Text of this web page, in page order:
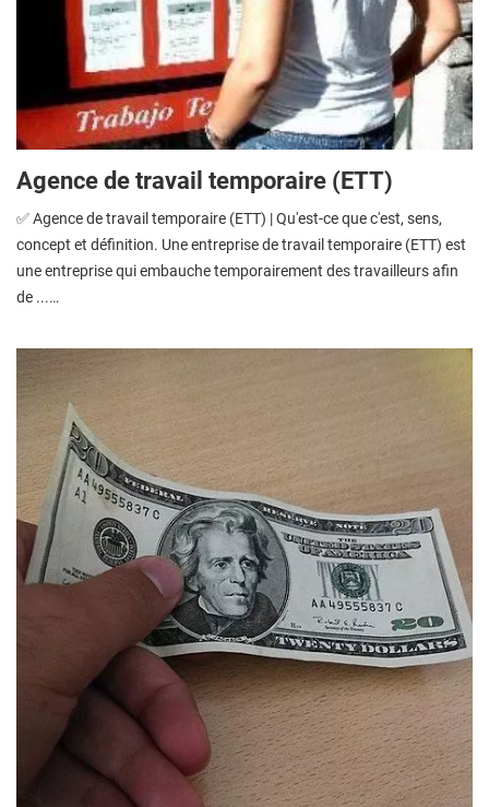
Agence de travail temporaire (ETT)
✅ Agence de travail temporaire (ETT) | Qu'est-ce que c'est, sens,
concept et définition. Une entreprise de travail temporaire (ETT) est
une entreprise qui embauche temporairement des travailleurs afin
de ...…